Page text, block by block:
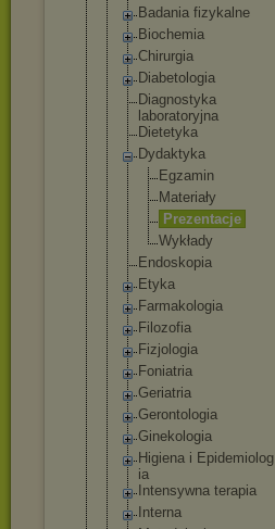
Badania fizykalne
Biochemia
Chirurgia
Diabetologia
Diagnostyka
laboratoryjna
Dietetyka
Dydaktyka
Egzamin
Materiały
Prezentacje
Wykłady
Endoskopia
Etyka
Farmakologia
Filozofia
Fizjologia
Foniatria
Geriatria
Gerontologia
Ginekologia
Higiena i Epidemiolog
ia
Intensywna terapia
Interna